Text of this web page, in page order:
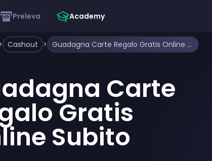
Preleva Academy
Cashout > Guadagna Carte Regalo Gratis Online Subito
Carte
Gratis
Subito